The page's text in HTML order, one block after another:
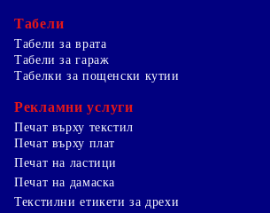
Табели
Табели за врата
Табели за гараж
Табелки за пощенски кутии
Рекламни услуги
Печат върху текстил
Печат върху плат
Печат на ластици
Печат на дамаска
Текстилни етикети за дрехи